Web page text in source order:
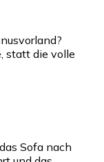
statt die volle
Sofa nach